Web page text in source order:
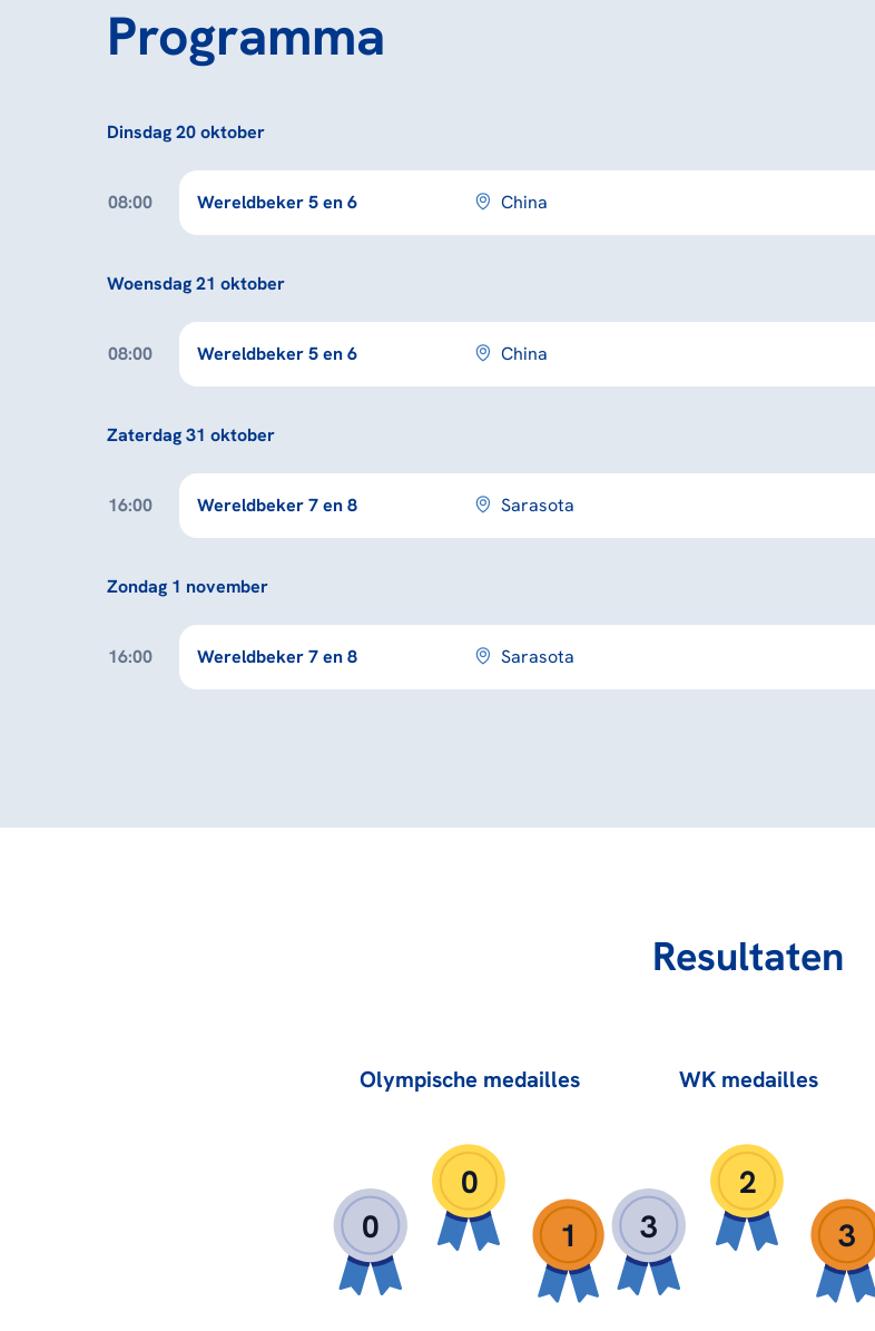
Programma
Dinsdag 20 oktober
08:00 Wereldbeker 5 en 6 China
Woensdag 21 oktober
08:00 Wereldbeker 5 en 6 China
Zaterdag 31 oktober
16:00 Wereldbeker 7 en 8 Sarasota
Zondag 1 november
16:00 Wereldbeker 7 en 8 Sarasota
Resultaten
Olympische medailles
0
0
1
WK medailles
3
2
3